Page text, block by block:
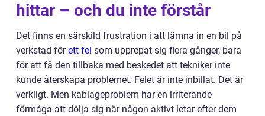
hittar – och du inte förstår
Det finns en särskild frustration i att lämna in en bil på
verkstad förett fel som upprepat sig flera gånger, bara
för att få den tillbaka med beskedet att tekniker inte
kunde återskapa problemet. Felet är inte inbillat. Det är
verkligt. Men kablageproblem har en irriterande
förmåga att dölja sig när någon aktivt letar efter dem